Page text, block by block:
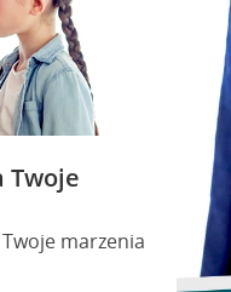
Twoje
marzenia